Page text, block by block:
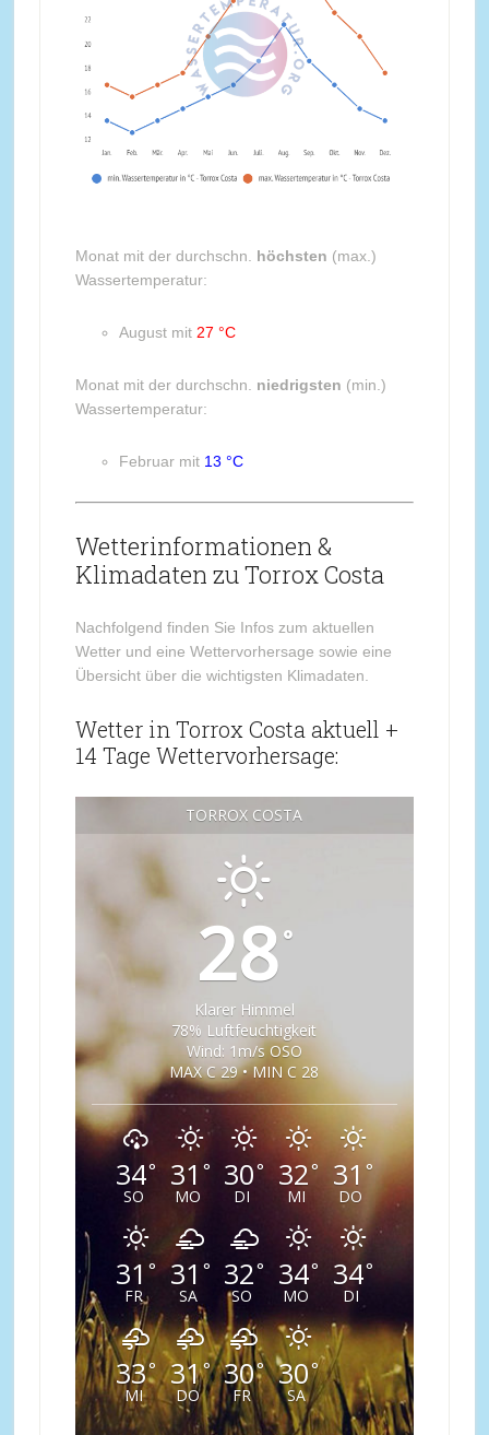
Monat mit der durchschn. höchsten (max.)
Wassertemperatur:
August mit 27 °C
Monat mit der durchschn. niedrigsten (min.)
Wassertemperatur:
Februar mit 13 °C
Wetterinformationen &
Klimadaten zu Torrox Costa
Nachfolgend finden Sie Infos zum aktuellen
Wetter und eine Wettervorhersage sowie eine
Übersicht über die wichtigsten Klimadaten.
Wetter in Torrox Costa aktuell +
14 Tage Wettervorhersage:
TORROX COSTA
28°
Klarer Himmel
78% Luftfeuchtigkeit
Wind: 1m/s OSO
MAX C 29 • MIN C 28
34°
SO
31 °
MO
30°
DI
32°
MI
31 °
DO
31 °
FR
31 °
SA
32°
SO
34°
MO
34°
DI
33°
MI
31°
DO
30°
FR
30°
SA